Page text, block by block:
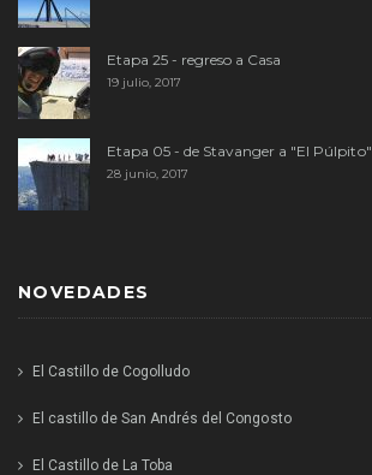
Etapa 25 - regreso a Casa
19 julio, 2017
Etapa 05 - de Stavanger a "El Púlpito"
28 junio, 2017
NOVEDADES
El Castillo de Cogolludo
El castillo de San Andrés del Congosto
El Castillo de La Toba